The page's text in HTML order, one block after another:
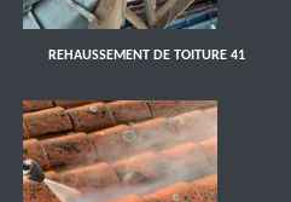
REHAUSSEMENT DE TOITURE 41